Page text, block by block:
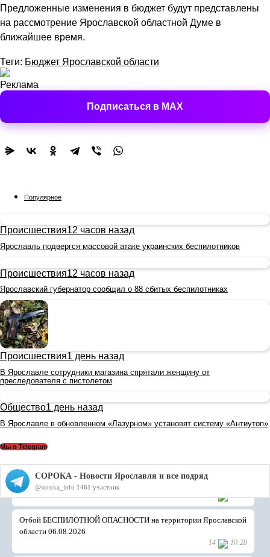
Предложенные изменения в бюджет будут представлены
на рассмотрение Ярославской областной Думе в
ближайшее время.
Теги: Бюджет Ярославской области
Реклама
Подписаться в MAX
Популярное
Происшествия12 часов назад
Ярославль подвергся массовой атаке украинских беспилотников
Происшествия12 часов назад
Ярославский губернатор сообщил о 88 сбитых беспилотниках
Происшествия1 день назад
В Ярославле сотрудники магазина спрятали женщину от
преследователя с пистолетом
Общество1 день назад
В Ярославле в обновленном «Лазурном» установят систему «Антиутоп»
Мы в Telegram